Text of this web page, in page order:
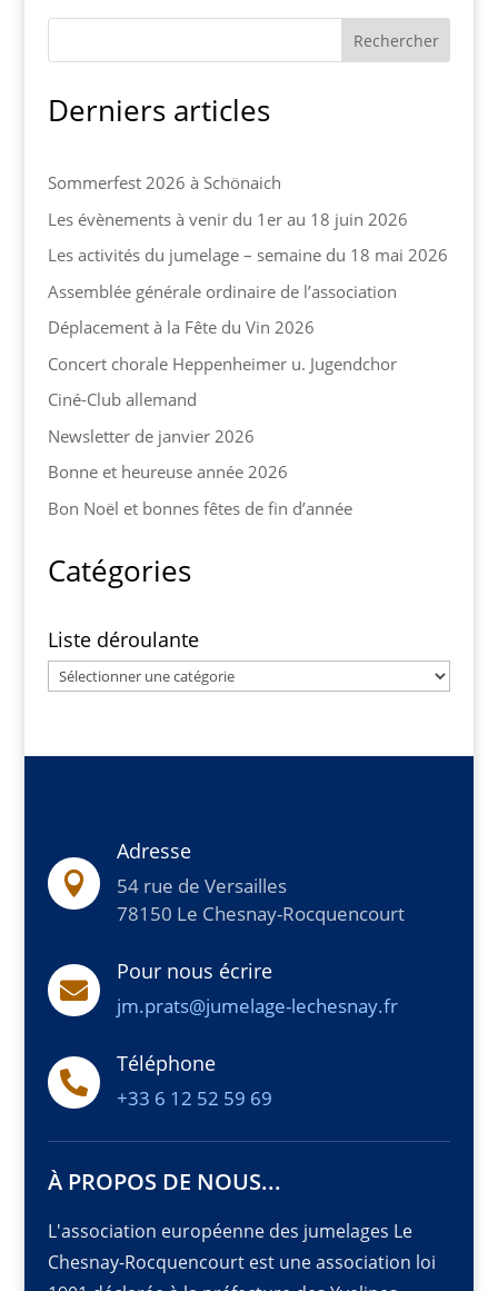
Derniers articles
Sommerfest 2026 à Schönaich
Les évènements à venir du 1er au 18 juin 2026
Les activités du jumelage – semaine du 18 mai 2026
Assemblée générale ordinaire de l’association
Déplacement à la Fête du Vin 2026
Concert chorale Heppenheimer u. Jugendchor
Ciné-Club allemand
Newsletter de janvier 2026
Bonne et heureuse année 2026
Bon Noël et bonnes fêtes de fin d’année
Catégories
Liste déroulante
Liste

Adresse
54 rue de Versailles
78150 Le Chesnay-Rocquencourt

Pour nous écrire
jm.prats@jumelage-lechesnay.fr

Téléphone
+33 6 12 52 59 69
À PROPOS DE NOUS...
L'association européenne des jumelages Le
Chesnay-Rocquencourt est une association loi